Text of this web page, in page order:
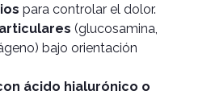
para controlar el dolor.
(glucosamina,
bajo orientación
ácido hialurónico o